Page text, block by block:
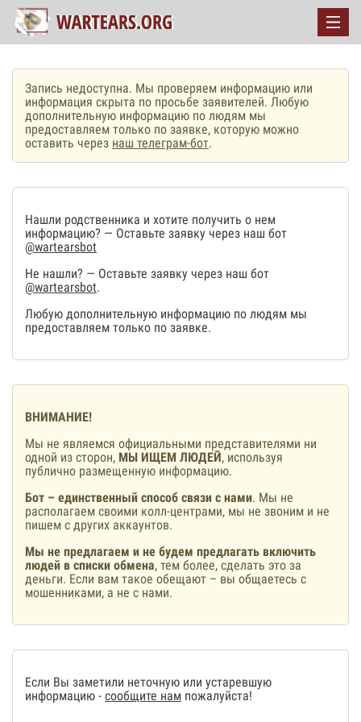
Запись недоступна. Мы проверяем информацию или
информация скрыта по просьбе заявителей. Любую
дополнительную информацию по людям мы
предоставляем только по заявке, которую можно
оставить через наш телеграм-бот.
Нашли родственника и хотите получить о нем
информацию? — Оставьте заявку через наш бот
@wartearsbot
Не нашли? — Оставьте заявку через наш бот
@wartearsbot.
Любую дополнительную информацию по людям мы
предоставляем только по заявке.
ВНИМАНИЕ!
Мы не являемся официальными представителями ни
одной из сторон, МЫ ИЩЕМ ЛЮДЕЙ, используя
публично размещенную информацию.
Бот – единственный способ связи с нами. Мы не
располагаем своими колл-центрами, мы не звоним и не
пишем с других аккаунтов.
Мы не предлагаем и не будем предлагать включить
людей в списки обмена, тем более, сделать это за
деньги. Если вам такое обещают – вы общаетесь с
мошенниками, а не с нами.
Если Вы заметили неточную или устаревшую
информацию - сообщите нам пожалуйста!